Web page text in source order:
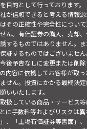
目的として行っております。
が信頼できると考える情報
その正確性や完全性につい
ん。有価証券の購入、売却、
するものではありません。
証するものではございませ
後予告なしに変更または削
内容に依拠してお客様が取
せん。投資にかかる最終決
いいたします。
扱している商品・サービス
に手数料等およびリスクは
、「上場有価証券等書面」